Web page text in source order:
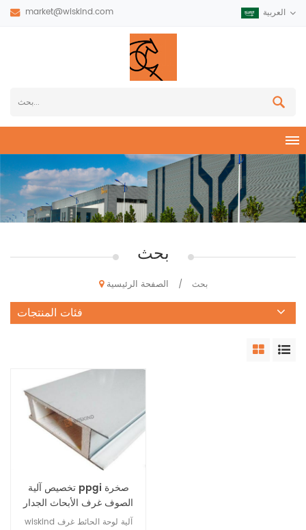
market@wiskind.com العربية
بحث
الصفحة الرئيسية / بحث
فئات المنتجات
تخصيص آلية ppgi صخرة
الصوف غرف الأبحاث الجدار
لمصنع المواد الغذائيةwiskind آلية لوحة الحائط غرف